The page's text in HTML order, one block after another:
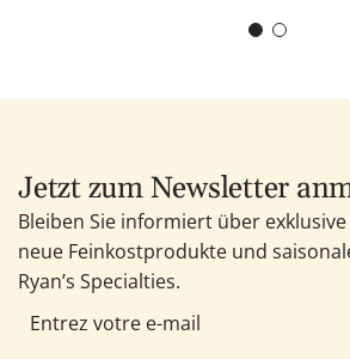
Jetzt zum Newsletter
Bleiben Sie informiert über exklusive
neue Feinkostprodukte und
Ryan’s Specialties.